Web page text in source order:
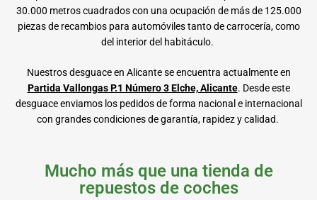
30.000 metros cuadrados con una ocupación de más de 125.000
piezas de recambios para automóviles tanto de carrocería, como
del interior del habitáculo.
Nuestros desguace en Alicante se encuentra actualmente en
Partida Vallongas P.1 Número 3 Elche, Alicante. Desde este
desguace enviamos los pedidos de forma nacional e internacional
con grandes condiciones de garantía, rapidez y calidad.
Mucho más que una tienda de
repuestos de coches